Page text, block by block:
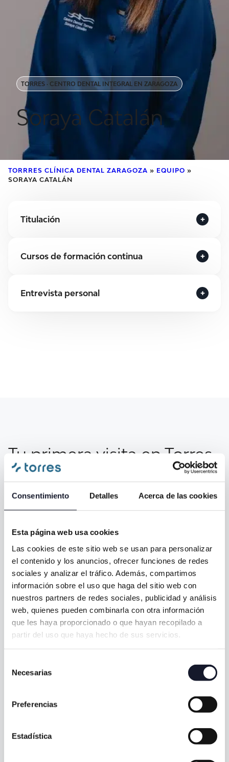
Consentimiento Detalles Acerca de las cookies
Esta página web usa cookies
Las cookies de este sitio web se usan para personalizar
el contenido y los anuncios, ofrecer funciones de redes
sociales y analizar el tráfico. Además, compartimos
información sobre el uso que haga del sitio web con
nuestros partners de redes sociales, publicidad y análisis
web, quienes pueden combinarla con otra información
que les haya proporcionado o que hayan recopilado a
partir del uso que haya hecho de sus servicios.
Necesarias
Preferencias
Estadística
TORRES · CENTRO DENTAL INTEGRAL EN ZARAGOZA
Soraya Catalán
TORRRES CLÍNICA DENTAL ZARAGOZA » EQUIPO »
SORAYA CATALÁN
Titulación
Cursos de formación continua
Entrevista personal
Tu primera visita en Torres
es mucho más
que un
trámite:
bucodental.
Queremos que salgas con la certeza de haber sido
escuchado, con un plan claro y con la tranquilidad de
estar en manos de un equipo que piensa siempre en
Nombre *
¿En qué podemos ayudarte? *